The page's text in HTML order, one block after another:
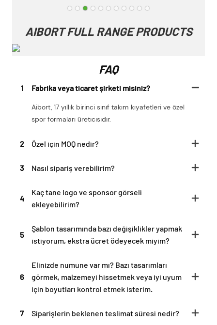
AIBORT FULL RANGE PRODUCTS
FAQ
1 Fabrika veya ticaret şirketi misiniz?
Aibort, 17 yıllık birinci sınıf takım kıyafetleri ve özel
spor formaları üreticisidir.
2 Özel için MOQ nedir?
3 Nasıl sipariş verebilirim?
4
Kaç tane logo ve sponsor görseli
ekleyebilirim?
5
Şablon tasarımında bazı değişiklikler yapmak
istiyorum, ekstra ücret ödeyecek miyim?
6
Elinizde numune var mı? Bazı tasarımları
görmek, malzemeyi hissetmek veya iyi uyum
için boyutları kontrol etmek isterim.
7 Siparişlerin beklenen teslimat süresi nedir?